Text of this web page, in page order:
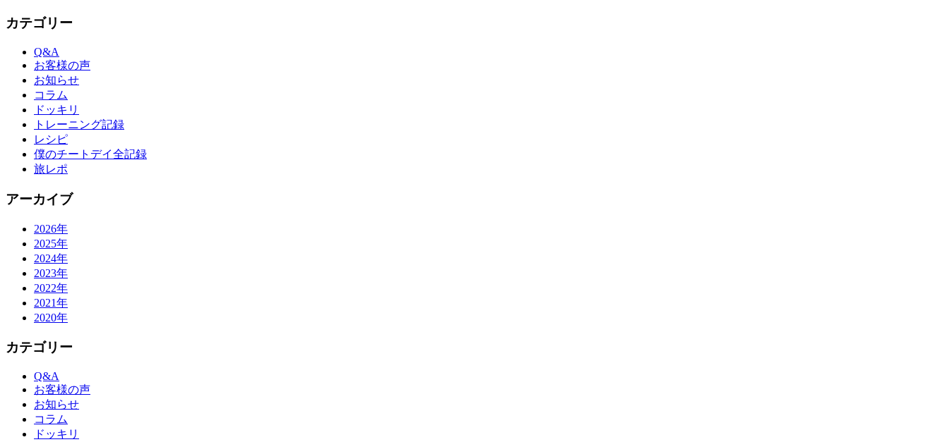
カテゴリー
Q&A
お客様の声
お知らせ
コラム
ドッキリ
トレーニング記録
レシピ
僕のチートデイ全記録
旅レポ
アーカイブ
2026年
2025年
2024年
2023年
2022年
2021年
2020年
カテゴリー
Q&A
お客様の声
お知らせ
コラム
ドッキリ